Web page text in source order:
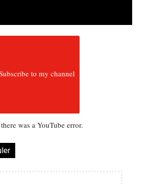
to my channel
was a YouTube error.